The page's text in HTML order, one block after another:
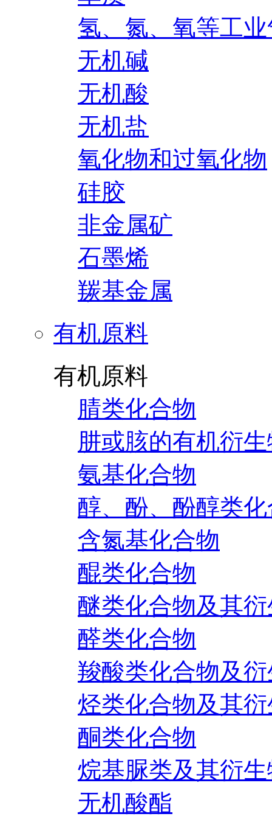
氢、氮、氧等工
无机碱
无机酸
无机盐
氧化物和过氧化物
硅胶
非金属矿
石墨烯
羰基金属
有机原料
有机原料
腈类化合物
肼或胲的有机衍
氨基化合物
醇、酚、酚醇类
含氮基化合物
醌类化合物
醚类化合物及其
醛类化合物
羧酸类化合物及
烃类化合物及其
酮类化合物
烷基脲类及其衍
无机酸酯